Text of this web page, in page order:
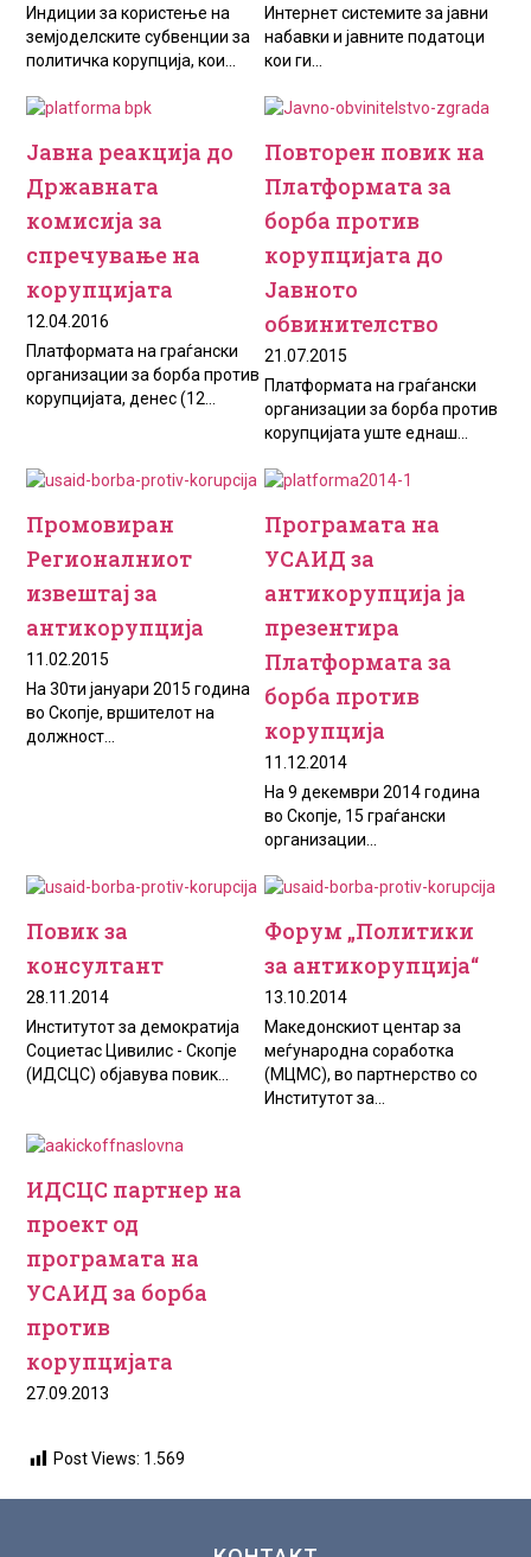
Индиции за користење на
земјоделските субвенции за
политичка корупција, кои...
Интернет системите за јавни
набавки и јавните податоци
кои ги...
Јавна реaкција до
Државната
комисија за
спречување на
корупцијата
12.04.2016
Платформата на граѓански
организации за борба против
корупцијата, денес (12...
Повторен повик на
Платформата за
борба против
корупцијата до
Јавното
обвинителство
21.07.2015
Платформата на граѓански
организации за борба против
корупцијата уште еднаш...
Промовиран
Регионалниот
извештај за
антикорупција
11.02.2015
На 30ти јануари 2015 година
во Скопје, вршителот на
должност...
Програмата на
УСАИД за
антикорупција ja
презентира
Платформата за
борба против
корупција
11.12.2014
На 9 декември 2014 година
во Скопје, 15 граѓански
организации...
Повик за
консултант
28.11.2014
Институтот за демократија
Социетас Цивилис - Скопје
(ИДСЦС) објавува повик...
Форум „Политики
за антикорупција“
13.10.2014
Македонскиот центар за
меѓународна соработка
(МЦМС), во партнерство со
Институтот за...
ИДСЦС партнер на
проект од
програмата на
УСАИД за борба
против
корупцијата
27.09.2013
Post Views: 1.569